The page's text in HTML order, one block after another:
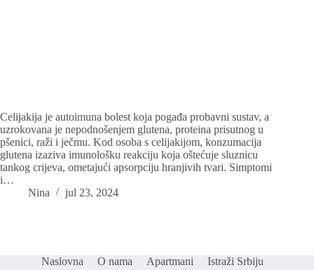
Celijakija je autoimuna bolest koja pogađa probavni sustav, a
uzrokovana je nepodnošenjem glutena, proteina prisutnog u
pšenici, raži i ječmu. Kod osoba s celijakijom, konzumacija
glutena izaziva imunološku reakciju koja oštećuje sluznicu
tankog crijeva, ometajući apsorpciju hranjivih tvari. Simptomi
i…
Nina
jul 23, 2024
Naslovna O nama Apartmani
Istraži Srbiju